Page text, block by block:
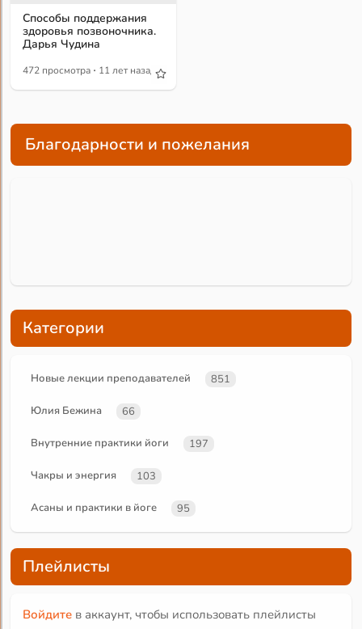
Способы поддержания
здоровья позвоночника.
Дарья Чудина
472 просмотра · 11 лет назад
Благодарности и пожелания
Категории
Новые лекции преподавателей 851
Юлия Бежина 66
Внутренние практики йоги 197
Чакры и энергия 103
Асаны и практики в йоге 95
Плейлисты
Войдите в аккаунт, чтобы использовать плейлисты